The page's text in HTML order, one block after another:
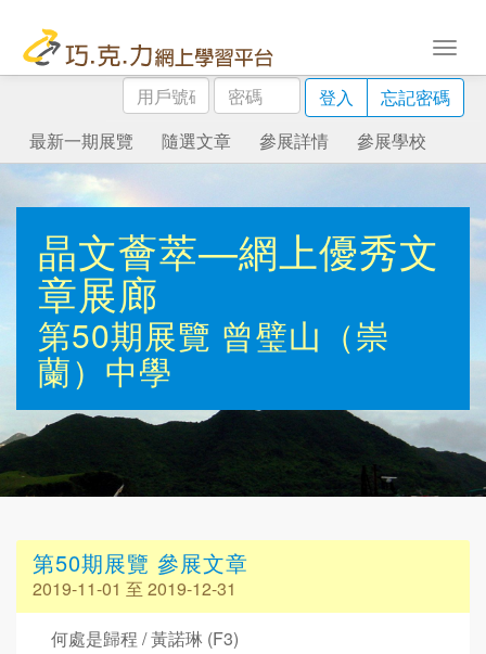
用
戶
號
碼
密
碼
登入
忘記密碼
最新一期展覽
隨選文章 參展詳情 參展學校
晶文薈萃—網上優秀文
章展廊
第50期展覽 曾璧山（崇
蘭）中學
第50期展覽 參展文章
2019-11-01 至 2019-12-31
何處是歸程 / 黃諾琳 (F3)